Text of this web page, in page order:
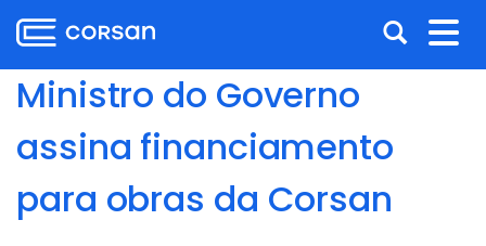
para
o
conteúdo
para
menu
para
o
conteúdo
Abrir
a
Ministro do Governo
assina financiamento
para obras da Corsan